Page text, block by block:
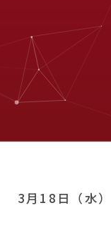
3月18日（水